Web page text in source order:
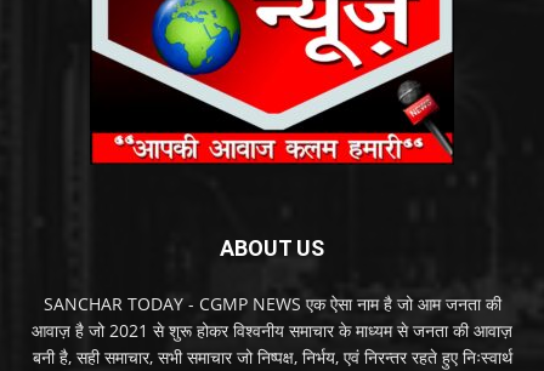
ABOUT US
SANCHAR TODAY - CGMP NEWS एक ऐसा नाम है जो आम जनता की
आवाज़ है जो 2021 से शुरू होकर विश्वनीय समाचार के माध्यम से जनता की आवाज़
बनी है, सही समाचार, सभी समाचार जो निष्पक्ष, निर्भय, एवं निरन्तर रहते हुए निःस्वार्थ